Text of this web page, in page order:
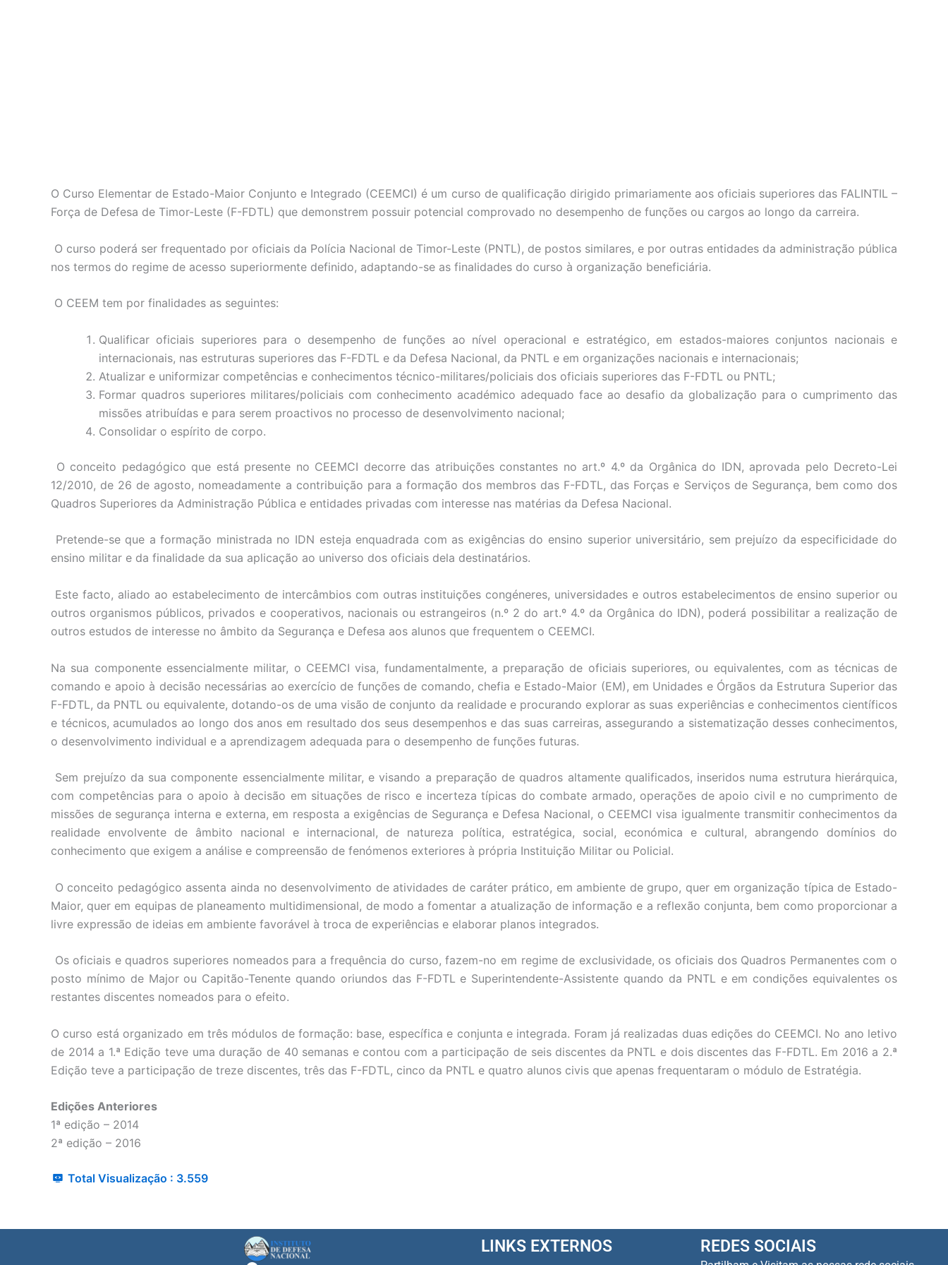
O Curso Elementar de Estado-Maior Conjunto e Integrado (CEEMCI) é um curso de qualificação dirigido primariamente aos oficiais superiores das FALINTIL –
Força de Defesa de Timor-Leste (F-FDTL) que demonstrem possuir potencial comprovado no desempenho de funções ou cargos ao longo da carreira.
O curso poderá ser frequentado por oficiais da Polícia Nacional de Timor-Leste (PNTL), de postos similares, e por outras entidades da administração pública
nos termos do regime de acesso superiormente definido, adaptando-se as finalidades do curso à organização beneficiária.
O CEEM tem por finalidades as seguintes:
Qualificar oficiais superiores para o desempenho de funções ao nível operacional e estratégico, em estados-maiores conjuntos nacionais e
internacionais, nas estruturas superiores das F-FDTL e da Defesa Nacional, da PNTL e em organizações nacionais e internacionais;
Atualizar e uniformizar competências e conhecimentos técnico-militares/policiais dos oficiais superiores das F-FDTL ou PNTL;
Formar quadros superiores militares/policiais com conhecimento académico adequado face ao desafio da globalização para o cumprimento das
missões atribuídas e para serem proactivos no processo de desenvolvimento nacional;
Consolidar o espírito de corpo.
O conceito pedagógico que está presente no CEEMCI decorre das atribuições constantes no art.º 4.º da Orgânica do IDN, aprovada pelo Decreto-Lei
12/2010, de 26 de agosto, nomeadamente a contribuição para a formação dos membros das F-FDTL, das Forças e Serviços de Segurança, bem como dos
Quadros Superiores da Administração Pública e entidades privadas com interesse nas matérias da Defesa Nacional.
Pretende-se que a formação ministrada no IDN esteja enquadrada com as exigências do ensino superior universitário, sem prejuízo da especificidade do
ensino militar e da finalidade da sua aplicação ao universo dos oficiais dela destinatários.
Este facto, aliado ao estabelecimento de intercâmbios com outras instituições congéneres, universidades e outros estabelecimentos de ensino superior ou
outros organismos públicos, privados e cooperativos, nacionais ou estrangeiros (n.º 2 do art.º 4.º da Orgânica do IDN), poderá possibilitar a realização de
outros estudos de interesse no âmbito da Segurança e Defesa aos alunos que frequentem o CEEMCI.
Na sua componente essencialmente militar, o CEEMCI visa, fundamentalmente, a preparação de oficiais superiores, ou equivalentes, com as técnicas de
comando e apoio à decisão necessárias ao exercício de funções de comando, chefia e Estado-Maior (EM), em Unidades e Órgãos da Estrutura Superior das
F-FDTL, da PNTL ou equivalente, dotando-os de uma visão de conjunto da realidade e procurando explorar as suas experiências e conhecimentos científicos
e técnicos, acumulados ao longo dos anos em resultado dos seus desempenhos e das suas carreiras, assegurando a sistematização desses conhecimentos,
o desenvolvimento individual e a aprendizagem adequada para o desempenho de funções futuras.
Sem prejuízo da sua componente essencialmente militar, e visando a preparação de quadros altamente qualificados, inseridos numa estrutura hierárquica,
com competências para o apoio à decisão em situações de risco e incerteza típicas do combate armado, operações de apoio civil e no cumprimento de
missões de segurança interna e externa, em resposta a exigências de Segurança e Defesa Nacional, o CEEMCI visa igualmente transmitir conhecimentos da
realidade envolvente de âmbito nacional e internacional, de natureza política, estratégica, social, económica e cultural, abrangendo domínios do
conhecimento que exigem a análise e compreensão de fenómenos exteriores à própria Instituição Militar ou Policial.
O conceito pedagógico assenta ainda no desenvolvimento de atividades de caráter prático, em ambiente de grupo, quer em organização típica de Estado-
Maior, quer em equipas de planeamento multidimensional, de modo a fomentar a atualização de informação e a reflexão conjunta, bem como proporcionar a
livre expressão de ideias em ambiente favorável à troca de experiências e elaborar planos integrados.
Os oficiais e quadros superiores nomeados para a frequência do curso, fazem-no em regime de exclusividade, os oficiais dos Quadros Permanentes com o
posto mínimo de Major ou Capitão-Tenente quando oriundos das F-FDTL e Superintendente-Assistente quando da PNTL e em condições equivalentes os
restantes discentes nomeados para o efeito.
O curso está organizado em três módulos de formação: base, específica e conjunta e integrada. Foram já realizadas duas edições do CEEMCI. No ano letivo
de 2014 a 1.ª Edição teve uma duração de 40 semanas e contou com a participação de seis discentes da PNTL e dois discentes das F-FDTL. Em 2016 a 2.ª
Edição teve a participação de treze discentes, três das F-FDTL, cinco da PNTL e quatro alunos civis que apenas frequentaram o módulo de Estratégia.
Edições Anteriores
1ª edição – 2014
2ª edição – 2016
Total Visualização : 3.559
LINKS EXTERNOS REDES SOCIAIS